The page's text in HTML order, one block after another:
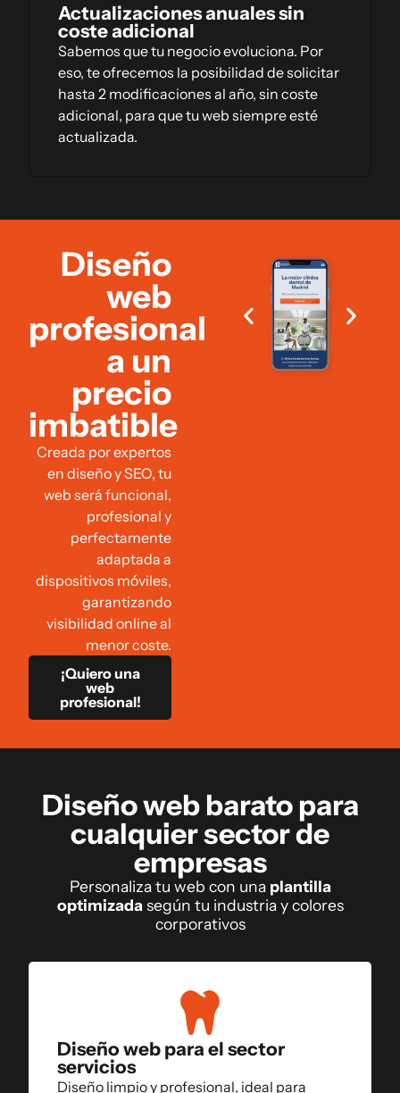
Actualizaciones anuales sin
coste adicional
Sabemos que tu negocio evoluciona. Por
eso, te ofrecemos la posibilidad de solicitar
hasta 2 modificaciones al año, sin coste
adicional, para que tu web siempre esté
actualizada.
Diseño
web
profesional
a un
precio
imbatible
Creada por expertos
en diseño y SEO, tu
web será funcional,
profesional y
perfectamente
adaptada a
dispositivos móviles,
garantizando
visibilidad online al
menor coste.
¡Quiero una
web
profesional!
Diseño web barato para
cualquier sector de
empresas
Personaliza tu web con una plantilla
optimizada según tu industria y colores
corporativos
Diseño web para el sector
servicios
Diseño limpio y profesional, ideal para